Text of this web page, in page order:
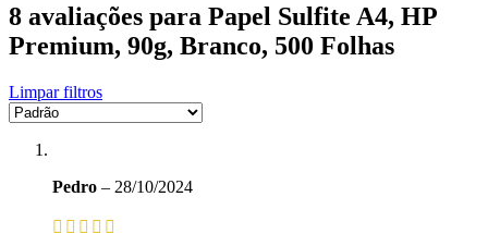
8 avaliações para Papel Sulfite A4, HP
Premium, 90g, Branco, 500 Folhas
Limpar filtros
Pedro – 28/10/2024